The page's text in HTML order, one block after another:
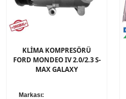
KLİMA KOMPRESÖRÜ
FORD MONDEO IV 2.0/2.3 S-
MAX GALAXY
Markası: